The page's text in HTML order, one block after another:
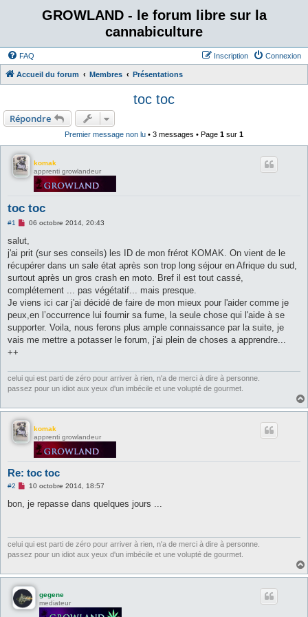
GROWLAND - le forum libre sur la
cannabiculture
FAQ Connexion
Inscription
Accueil du forum Membres Présentations
toc toc
Répondre
Premier message non lu • 3 messages • Page 1 sur 1
komak
apprenti growlandeur
toc toc
#1
M
s
s
a
g
e
n
o
n
l
u
06 octobre 2014, 20:43
salut,
j'ai prit (sur ses conseils) les ID de mon frérot KOMAK. On vient de le
récupérer dans un sale état après son trop long séjour en Afrique du sud,
surtout après un gros crash en moto. Bref il est tout cassé,
complétement ... pas végétatif... mais presque.
Je viens ici car j'ai décidé de faire de mon mieux pour l'aider comme je
peux,en l’occurrence lui fournir sa fume, la seule chose qui l'aide à se
supporter. Voila, nous ferons plus ample connaissance par la suite, je
vais me mettre a potasser le forum, j'ai plein de choses a apprendre...
++
celui qui est parti de zéro pour arriver à rien, n'a de merci à dire à personne.
passez pour un idiot aux yeux d'un imbécile et une volupté de gourmet.
komak
apprenti growlandeur
Re: toc toc
#2
M
s
s
n
o
n
u
10 octobre 2014, 18:57
bon, je repasse dans quelques jours ...
celui qui est parti de zéro pour arriver à rien, n'a de merci à dire à personne.
passez pour un idiot aux yeux d'un imbécile et une volupté de gourmet.
gegene
mediateur